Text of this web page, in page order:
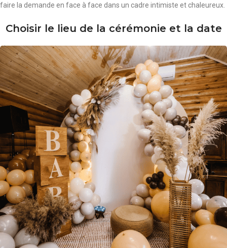
faire la demande en face à face dans un cadre intimiste et chaleureux.
Choisir le lieu de la cérémonie et la date